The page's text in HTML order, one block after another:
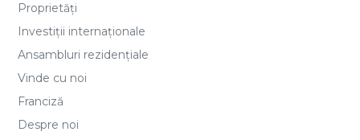
Proprietăți
Investiții internaționale
Ansambluri rezidențiale
Vinde cu noi
Franciză
Despre noi